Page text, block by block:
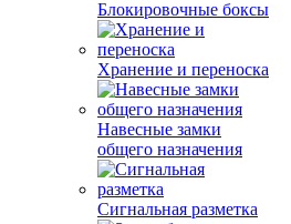
Блокировочные боксы
Хранение и переноска
Навесные замки
общего назначения
Сигнальная разметка